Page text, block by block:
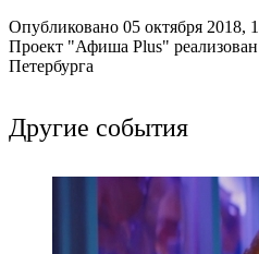
Опубликовано 05 октября 2018,
Проект "Афиша Plus" реализован
Петербурга
Другие события